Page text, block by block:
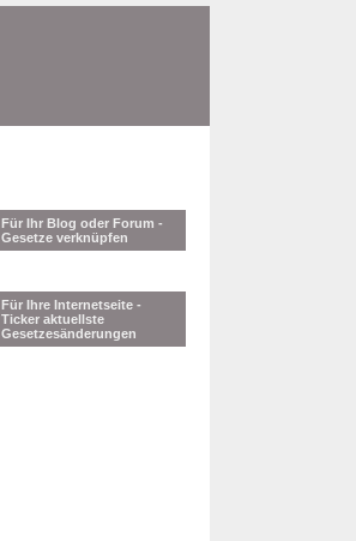
Für Ihr Blog oder Forum -
Gesetze verknüpfen
Für Ihre Internetseite -
Ticker aktuellste
Gesetzesänderungen